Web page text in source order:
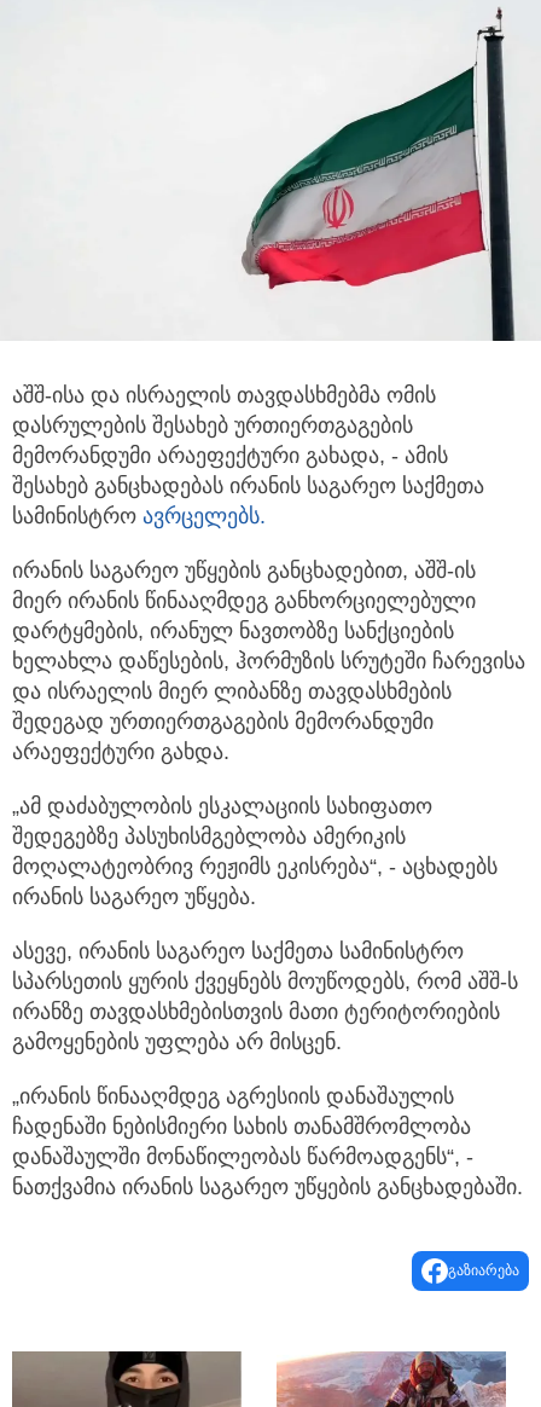
აშშ-ისა და ისრაელის თავდასხმებმა ომის
დასრულების შესახებ ურთიერთგაგების
მემორანდუმი არაეფექტური გახადა, - ამის
შესახებ განცხადებას ირანის საგარეო საქმეთა
სამინისტრო ავრცელებს.
ირანის საგარეო უწყების განცხადებით, აშშ-ის
მიერ ირანის წინააღმდეგ განხორციელებული
დარტყმების, ირანულ ნავთობზე სანქციების
ხელახლა დაწესების, ჰორმუზის სრუტეში ჩარევისა
და ისრაელის მიერ ლიბანზე თავდასხმების
შედეგად ურთიერთგაგების მემორანდუმი
არაეფექტური გახდა.
„ამ დაძაბულობის ესკალაციის სახიფათო
შედეგებზე პასუხისმგებლობა ამერიკის
მოღალატეობრივ რეჟიმს ეკისრება“, - აცხადებს
ირანის საგარეო უწყება.
ასევე, ირანის საგარეო საქმეთა სამინისტრო
სპარსეთის ყურის ქვეყნებს მოუწოდებს, რომ აშშ-ს
ირანზე თავდასხმებისთვის მათი ტერიტორიების
გამოყენების უფლება არ მისცენ.
„ირანის წინააღმდეგ აგრესიის დანაშაულის
ჩადენაში ნებისმიერი სახის თანამშრომლობა
დანაშაულში მონაწილეობას წარმოადგენს“, -
ნათქვამია ირანის საგარეო უწყების განცხადებაში.
გაზიარება